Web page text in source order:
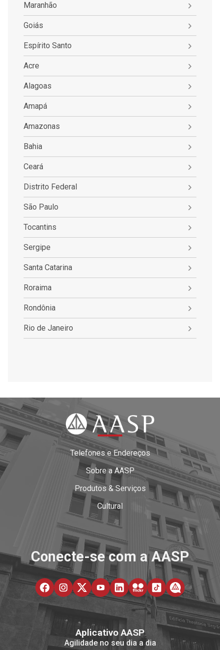
Maranhão
Goiás
Espírito Santo
Acre
Alagoas
Amapá
Amazonas
Bahia
Ceará
Distrito Federal
São Paulo
Tocantins
Sergipe
Santa Catarina
Roraima
Rondônia
Rio de Janeiro
Telefones e Endereços
Sobre a AASP
Produtos & Serviços
Cultural
Conecte-se com a AASP
Aplicativo AASP
Agilidade no seu dia a dia